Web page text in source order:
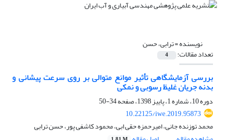
نویسنده =ترابی، حسن
تعداد مقالات: 4
بررسی آزمایشگاهی تأثیر موانع متوالی بر روی سرعت پیشانی و
بدنه جریان غلیظ رسوبی و نمکی
دوره 10، شماره 1، پاییز 1398، صفحه
34-50
10.22125/iwe.2019.95873
محمد توزنده جانی، امیرحمزه حقی ابی، محمود کاشفی پور، حسن ترابی